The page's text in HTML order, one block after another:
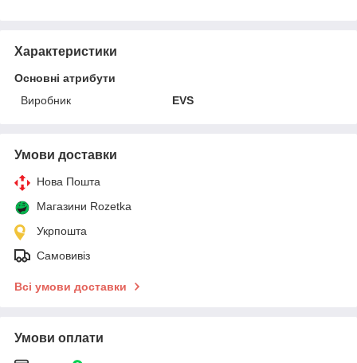
Характеристики
Основні атрибути
Виробник
EVS
Умови доставки
Нова Пошта
Магазини Rozetka
Укрпошта
Самовивіз
Всі умови доставки
Умови оплати